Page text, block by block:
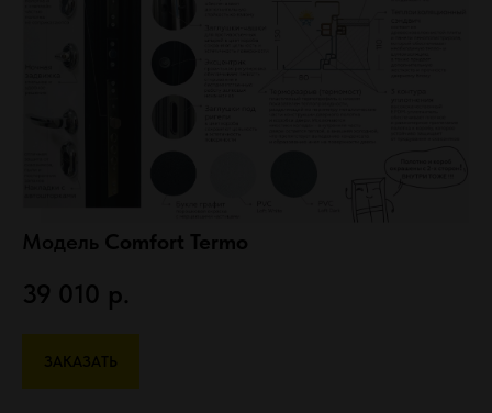
Модель Comfort Termo
39 010 р.
ЗАКАЗАТЬ